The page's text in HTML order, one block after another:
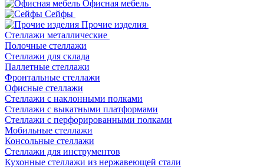
Офисная мебель
Сейфы
Прочие изделия
Стеллажи металлические
Полочные стеллажи
Стеллажи для склада
Паллетные стеллажи
Фронтальные стеллажи
Офисные стеллажи
Стеллажи с наклонными полками
Стеллажи с выкатными платформами
Стеллажи с перфорированными полками
Мобильные стеллажи
Консольные стеллажи
Стеллажи для инструментов
Кухонные стеллажи из нержавеющей стали